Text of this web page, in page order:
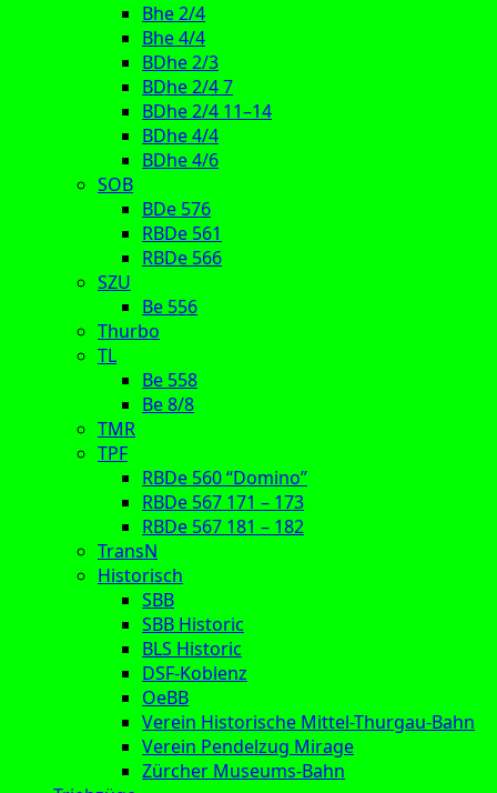
Bhe 2/4
Bhe 4/4
BDhe 2/3
BDhe 2/4 7
BDhe 2/4 11–14
BDhe 4/4
BDhe 4/6
SOB
BDe 576
RBDe 561
RBDe 566
SZU
Be 556
Thurbo
TL
Be 558
Be 8/8
TMR
TPF
RBDe 560 “Domino”
RBDe 567 171 – 173
RBDe 567 181 – 182
TransN
Historisch
SBB
SBB Historic
BLS Historic
DSF-Koblenz
OeBB
Verein Historische Mittel-Thurgau-Bahn
Verein Pendelzug Mirage
Zürcher Museums-Bahn